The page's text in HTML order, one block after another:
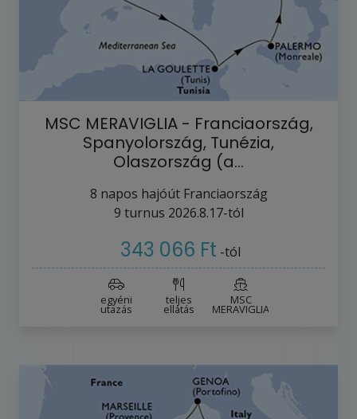
MSC MERAVIGLIA - Franciaország,
Spanyolország, Tunézia,
Olaszország (a…
8 napos hajóút Franciaország
9 turnus 2026.8.17-tól
343 066 Ft -tól
egyéni
utazás
teljes
ellátás
MSC
MERAVIGLIA